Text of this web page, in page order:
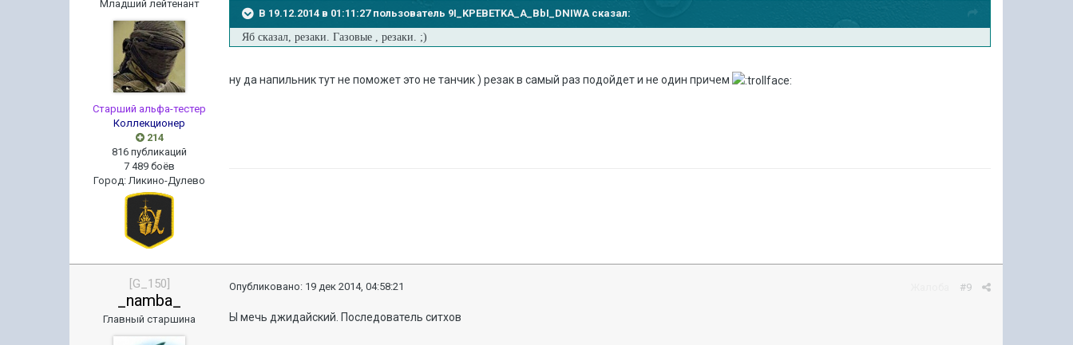
Младший лейтенант
Старший альфа-тестер
Коллекционер
214
816 публикаций
7 489 боёв
Город:Ликино-Дулево
В 19.12.2014 в 01:11:27 пользователь 9I_KPEBETKA_A_BbI_DNIWA сказал:
Яб сказал, резаки. Газовые , резаки. ;)
ну да напильник тут не поможет это не танчик ) резак в самый раз подойдет и не один причем
[G_150]
_namba_
Главный старшина
#9
Опубликовано: 19 дек 2014, 04:58:21
Ы мечь джидайский. Последователь ситхов